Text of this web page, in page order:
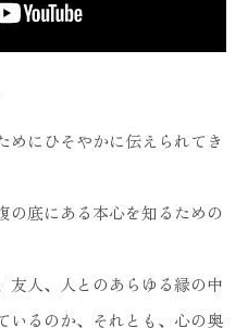
めにひそやかに伝えられてき
の底にある本心を知るための
友人、人とのあらゆる縁の中
いるのか、それとも、心の奥